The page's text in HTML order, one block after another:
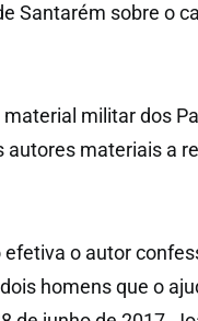
Santarém sobre o
militar dos
materiais a
o autor
homens que o